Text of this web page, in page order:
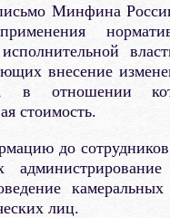
Минфина
внесение
в отношении
стоимость.
до
лиц.